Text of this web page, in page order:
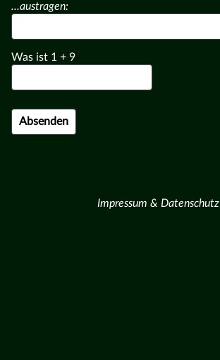
...austragen:
Was ist 1 + 9
Impressum & Datenschutz